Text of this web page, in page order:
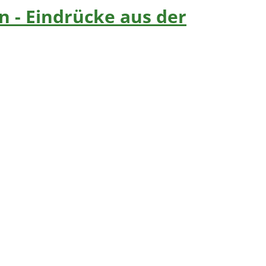
- Eindrücke aus der